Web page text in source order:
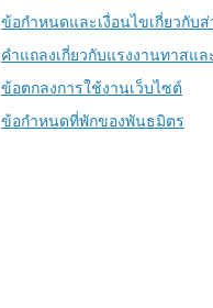
ข้อกำหนดและเงื่อนไขเกี่ยวกับ
คําแถลงเกี่ยวกับแรงงานทาสแ
ข้อตกลงการใช้งานเว็บไซต์
ข้อกําหนดที่พักของพันธมิตร